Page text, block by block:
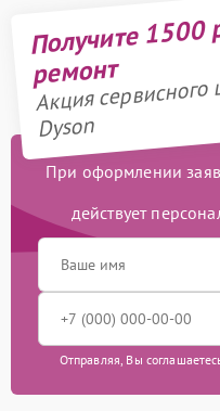
Получите 1500
ремонт
Акция сервисного
Dyson
При оформлении
действует
Отправляя, Вы